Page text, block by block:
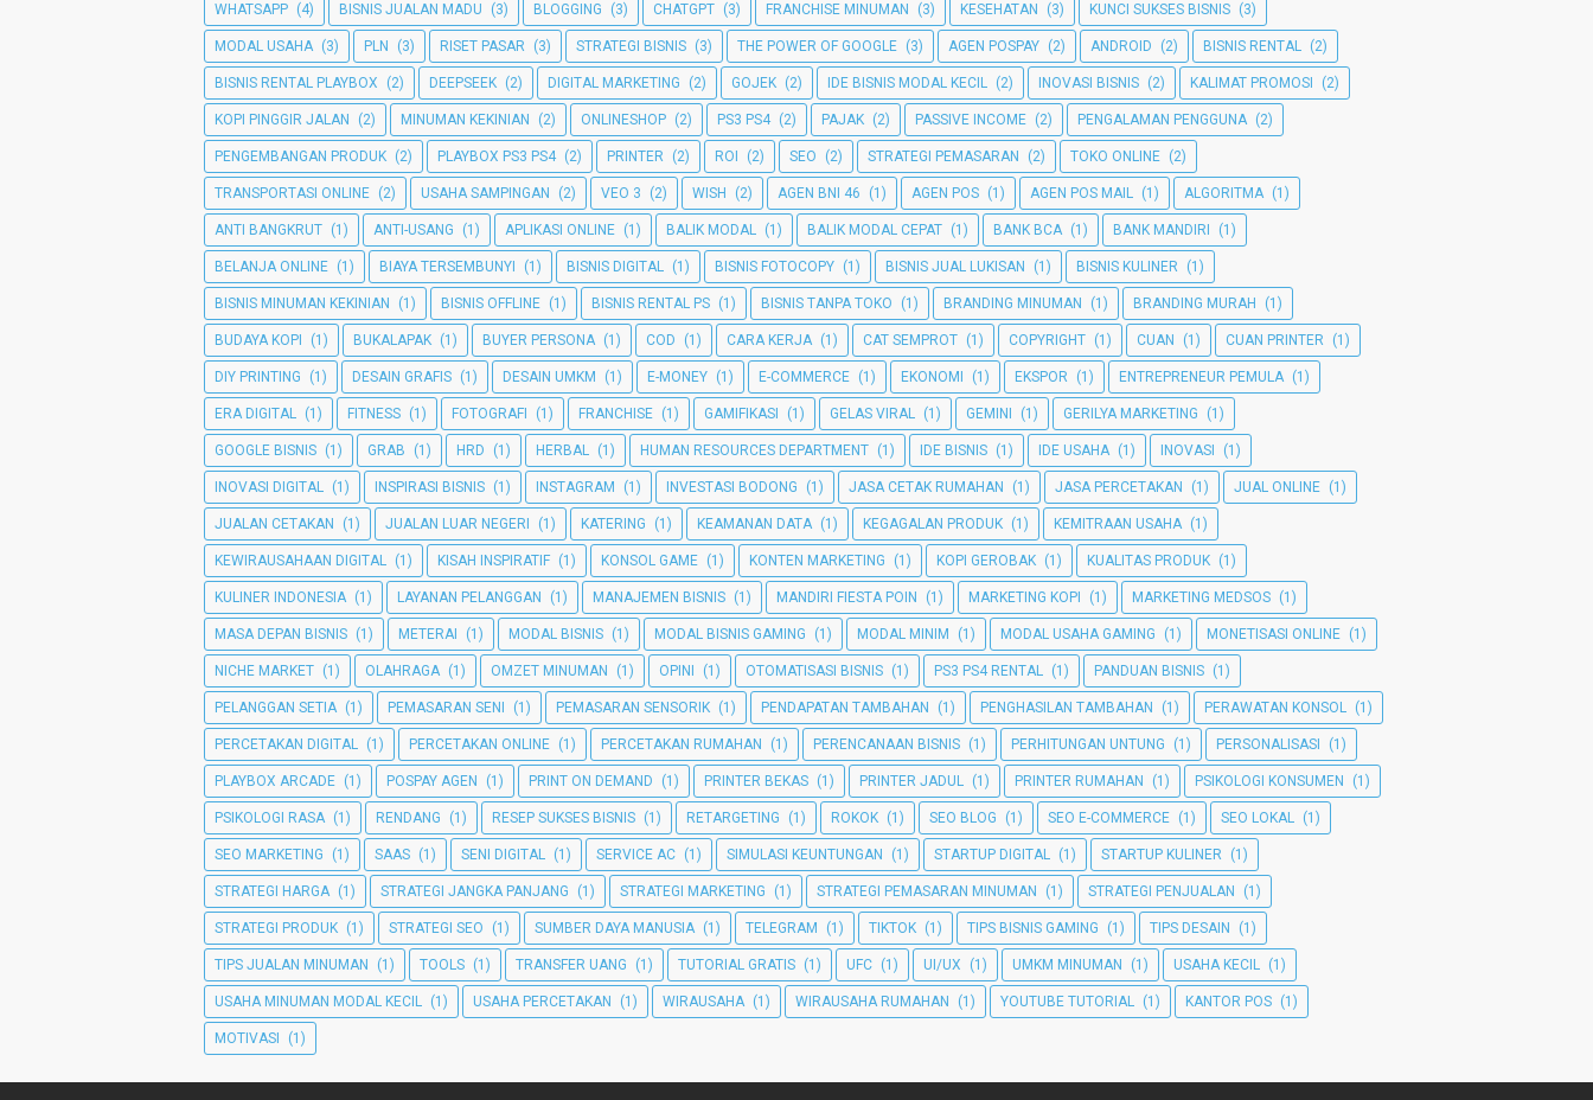
WHATSAPP (4) BISNIS JUALAN MADU (3) BLOGGING (3) CHATGPT (3) FRANCHISE MINUMAN (3) KESEHATAN (3) KUNCI SUKSES BISNIS (3)
MODAL USAHA (3) PLN (3) RISET PASAR (3) STRATEGI BISNIS (3) THE POWER OF GOOGLE (3) AGEN POSPAY (2) ANDROID (2) BISNIS RENTAL (2)
BISNIS RENTAL PLAYBOX (2) DEEPSEEK (2) DIGITAL MARKETING (2) GOJEK (2) IDE BISNIS MODAL KECIL (2) INOVASI BISNIS (2) KALIMAT PROMOSI (2)
KOPI PINGGIR JALAN (2) MINUMAN KEKINIAN (2) ONLINESHOP (2) PS3 PS4 (2) PAJAK (2) PASSIVE INCOME (2) PENGALAMAN PENGGUNA (2)
PENGEMBANGAN PRODUK (2) PLAYBOX PS3 PS4 (2) PRINTER (2) ROI (2) SEO (2) STRATEGI PEMASARAN (2) TOKO ONLINE (2)
TRANSPORTASI ONLINE (2) USAHA SAMPINGAN (2) VEO 3 (2) WISH (2) AGEN BNI 46 (1) AGEN POS (1) AGEN POS MAIL (1) ALGORITMA (1)
ANTI BANGKRUT (1) ANTI-USANG (1) APLIKASI ONLINE (1) BALIK MODAL (1) BALIK MODAL CEPAT (1) BANK BCA (1) BANK MANDIRI (1)
BELANJA ONLINE (1) BIAYA TERSEMBUNYI (1) BISNIS DIGITAL (1) BISNIS FOTOCOPY (1) BISNIS JUAL LUKISAN (1) BISNIS KULINER (1)
BISNIS MINUMAN KEKINIAN (1) BISNIS OFFLINE (1) BISNIS RENTAL PS (1) BISNIS TANPA TOKO (1) BRANDING MINUMAN (1) BRANDING MURAH (1)
BUDAYA KOPI (1) BUKALAPAK (1) BUYER PERSONA (1) COD (1) CARA KERJA (1) CAT SEMPROT (1) COPYRIGHT (1) CUAN (1) CUAN PRINTER (1)
DIY PRINTING (1) DESAIN GRAFIS (1) DESAIN UMKM (1) E-MONEY (1) E-COMMERCE (1) EKONOMI (1) EKSPOR (1) ENTREPRENEUR PEMULA (1)
ERA DIGITAL (1) FITNESS (1) FOTOGRAFI (1) FRANCHISE (1) GAMIFIKASI (1) GELAS VIRAL (1) GEMINI (1) GERILYA MARKETING (1)
GOOGLE BISNIS (1) GRAB (1) HRD (1) HERBAL (1) HUMAN RESOURCES DEPARTMENT (1) IDE BISNIS (1) IDE USAHA (1) INOVASI (1)
INOVASI DIGITAL (1) INSPIRASI BISNIS (1) INSTAGRAM (1) INVESTASI BODONG (1) JASA CETAK RUMAHAN (1) JASA PERCETAKAN (1) JUAL ONLINE (1)
JUALAN CETAKAN (1) JUALAN LUAR NEGERI (1) KATERING (1) KEAMANAN DATA (1) KEGAGALAN PRODUK (1) KEMITRAAN USAHA (1)
KEWIRAUSAHAAN DIGITAL (1) KISAH INSPIRATIF (1) KONSOL GAME (1) KONTEN MARKETING (1) KOPI GEROBAK (1) KUALITAS PRODUK (1)
KULINER INDONESIA (1) LAYANAN PELANGGAN (1) MANAJEMEN BISNIS (1) MANDIRI FIESTA POIN (1) MARKETING KOPI (1) MARKETING MEDSOS (1)
MASA DEPAN BISNIS (1) METERAI (1) MODAL BISNIS (1) MODAL BISNIS GAMING (1) MODAL MINIM (1) MODAL USAHA GAMING (1) MONETISASI ONLINE (1)
NICHE MARKET (1) OLAHRAGA (1) OMZET MINUMAN (1) OPINI (1) OTOMATISASI BISNIS (1) PS3 PS4 RENTAL (1) PANDUAN BISNIS (1)
PELANGGAN SETIA (1) PEMASARAN SENI (1) PEMASARAN SENSORIK (1) PENDAPATAN TAMBAHAN (1) PENGHASILAN TAMBAHAN (1) PERAWATAN KONSOL (1)
PERCETAKAN DIGITAL (1) PERCETAKAN ONLINE (1) PERCETAKAN RUMAHAN (1) PERENCANAAN BISNIS (1) PERHITUNGAN UNTUNG (1) PERSONALISASI (1)
PLAYBOX ARCADE (1) POSPAY AGEN (1) PRINT ON DEMAND (1) PRINTER BEKAS (1) PRINTER JADUL (1) PRINTER RUMAHAN (1) PSIKOLOGI KONSUMEN (1)
PSIKOLOGI RASA (1) RENDANG (1) RESEP SUKSES BISNIS (1) RETARGETING (1) ROKOK (1) SEO BLOG (1) SEO E-COMMERCE (1) SEO LOKAL (1)
SEO MARKETING (1) SAAS (1) SENI DIGITAL (1) SERVICE AC (1) SIMULASI KEUNTUNGAN (1) STARTUP DIGITAL (1) STARTUP KULINER (1)
STRATEGI HARGA (1) STRATEGI JANGKA PANJANG (1) STRATEGI MARKETING (1) STRATEGI PEMASARAN MINUMAN (1) STRATEGI PENJUALAN (1)
STRATEGI PRODUK (1) STRATEGI SEO (1) SUMBER DAYA MANUSIA (1) TELEGRAM (1) TIKTOK (1) TIPS BISNIS GAMING (1) TIPS DESAIN (1)
TIPS JUALAN MINUMAN (1) TOOLS (1) TRANSFER UANG (1) TUTORIAL GRATIS (1) UFC (1) UI/UX (1) UMKM MINUMAN (1) USAHA KECIL (1)
USAHA MINUMAN MODAL KECIL (1) USAHA PERCETAKAN (1) WIRAUSAHA (1) WIRAUSAHA RUMAHAN (1) YOUTUBE TUTORIAL (1) KANTOR POS (1)
MOTIVASI (1)